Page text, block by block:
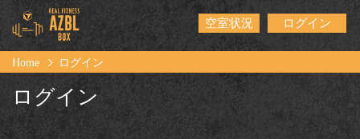
空室状況 ログイン
Home ログイン
ログイン